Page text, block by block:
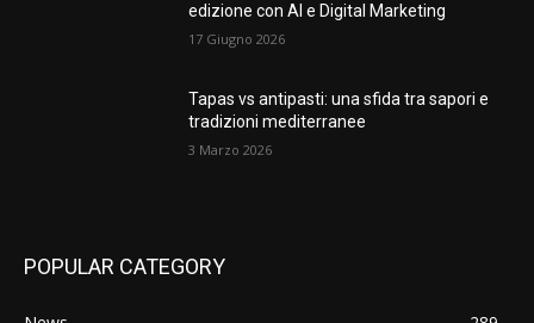
edizione con AI e Digital Marketing
17 Giugno 2026
Tapas vs antipasti: una sfida tra sapori e
tradizioni mediterranee
3 Marzo 2026
POPULAR CATEGORY